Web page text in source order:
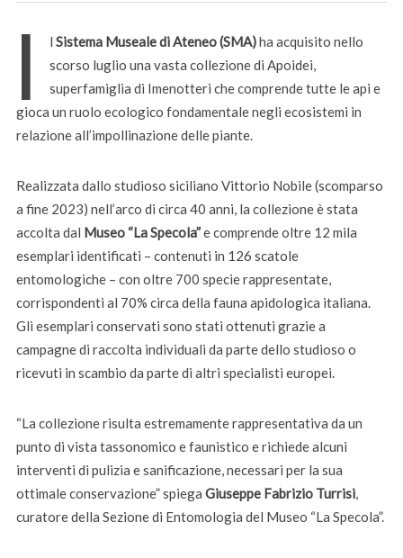
I l Sistema Museale di Ateneo (SMA)ha acquisito nello
scorso luglio una vasta collezione di Apoidei,
superfamiglia di Imenotteri che comprende tutte le api e
gioca un ruolo ecologico fondamentale negli ecosistemi in
relazione all’impollinazione delle piante.
Realizzata dallo studioso siciliano Vittorio Nobile (scomparso
a fine 2023) nell’arco di circa 40 anni, la collezione è stata
accolta dal Museo “La Specola”e comprende oltre 12 mila
esemplari identificati – contenuti in 126 scatole
entomologiche – con oltre 700 specie rappresentate,
corrispondenti al 70% circa della fauna apidologica italiana.
Gli esemplari conservati sono stati ottenuti grazie a
campagne di raccolta individuali da parte dello studioso o
ricevuti in scambio da parte di altri specialisti europei.
“La collezione risulta estremamente rappresentativa da un
punto di vista tassonomico e faunistico e richiede alcuni
interventi di pulizia e sanificazione, necessari per la sua
ottimale conservazione” spiega Giuseppe Fabrizio Turrisi,
curatore della Sezione di Entomologia del Museo “La Specola”.